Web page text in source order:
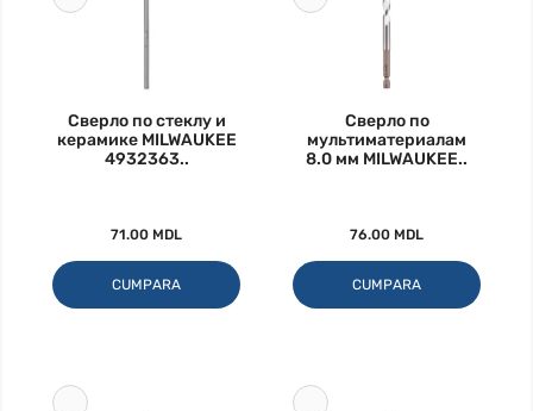
Сверло по стеклу и
керамике MILWAUKEE
4932363..
71.00 MDL
CUMPARA
Сверло по
мультиматериалам
8.0 мм MILWAUKEE..
76.00 MDL
CUMPARA